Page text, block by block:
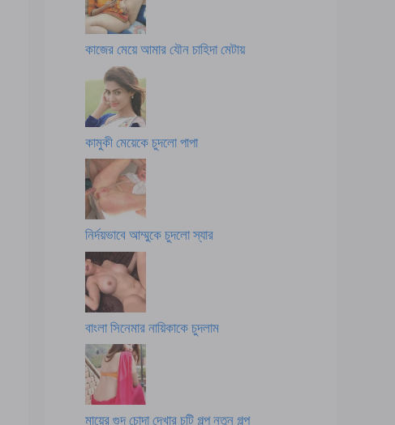
কাজের মেয়ে আমার যৌন চাহিদা মেটায়
কামুকী মেয়েকে চুদলো পাপা
নির্দয়ভাবে আম্মুকে চুদলো স্যার
বাংলা সিনেমার নায়িকাকে চুদলাম
মায়ের গুদ চোদা দেখার চটি গল্প নতুন গল্প